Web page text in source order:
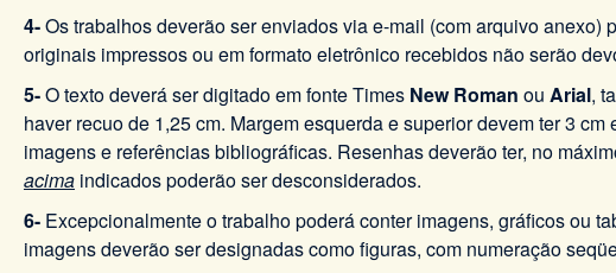
4-Os trabalhos deverão ser enviados via e-mail (com arquivo
originais impressos ou em formato eletrônico recebidos não serão
5-O texto deverá ser digitado em fonte Times New Roman ou Arial,
haver recuo de 1,25 cm. Margem esquerda e superior devem ter 3
imagens e referências bibliográficas. Resenhas deverão ter, no
acima indicados poderão ser desconsiderados.
6- Excepcionalmente o trabalho poderá conter imagens, gráficos ou
imagens deverão ser designadas como figuras, com numeração